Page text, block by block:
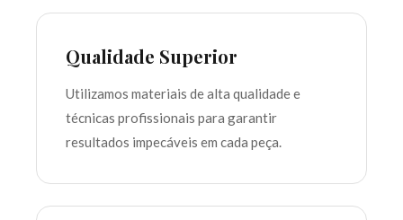
Qualidade Superior
Utilizamos materiais de alta qualidade e
técnicas profissionais para garantir
resultados impecáveis em cada peça.